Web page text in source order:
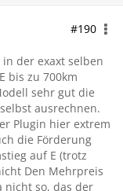
#190
der exaxt selben
bis zu 700km
sehr gut die
ausrechnen.
Plugin hier extrem
die Förderung
auf E (trotz
Den Mehrpreis
nicht so, das der